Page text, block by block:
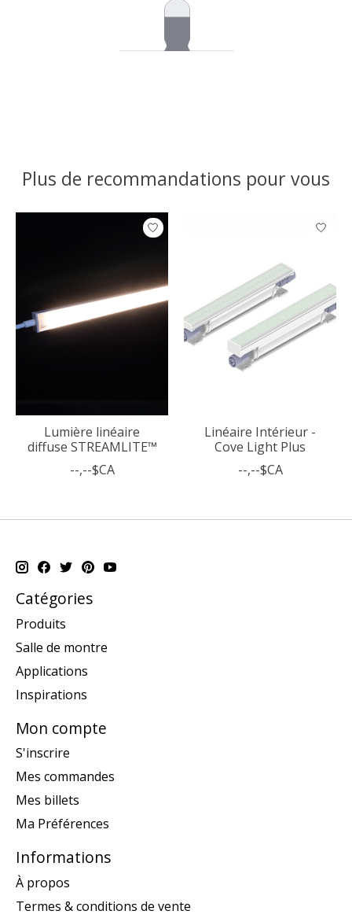
Plus de recommandations pour vous
Articles du carrousel de produits
Lumière linéaire
diffuse STREAMLITE™
--,--$CA
Linéaire Intérieur -
Cove Light Plus
--,--$CA
Catégories
Produits
Salle de montre
Applications
Inspirations
Mon compte
S'inscrire
Mes commandes
Mes billets
Ma Préférences
Informations
À propos
Termes & conditions de vente